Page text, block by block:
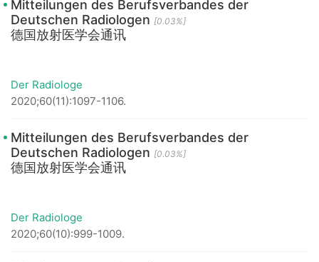
Mitteilungen des Berufsverbandes der
Deutschen Radiologen [0.03%]
德国放射医学会通讯
Der Radiologe
2020;60(11):1097-1106.
Mitteilungen des Berufsverbandes der
Deutschen Radiologen [0.03%]
德国放射医学会通讯
Der Radiologe
2020;60(10):999-1009.